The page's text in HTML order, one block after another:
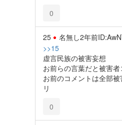
0
25 名無し2年前
>>15
虚言民族の被害妄想
お前らの言葉だと被害
お前のコメントは全部
リ
0